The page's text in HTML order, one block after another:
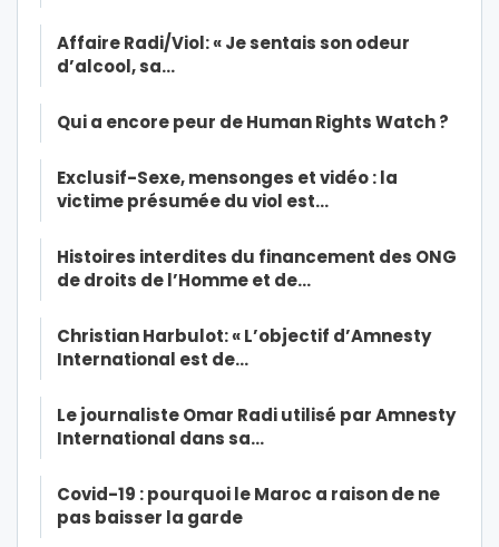
Affaire Radi/Viol: « Je sentais son odeur
d’alcool, sa…
Qui a encore peur de Human Rights Watch ?
Exclusif-Sexe, mensonges et vidéo : la
victime présumée du viol est…
Histoires interdites du financement des ONG
de droits de l’Homme et de…
Christian Harbulot: « L’objectif d’Amnesty
International est de…
Le journaliste Omar Radi utilisé par Amnesty
International dans sa…
Covid-19 : pourquoi le Maroc a raison de ne
pas baisser la garde